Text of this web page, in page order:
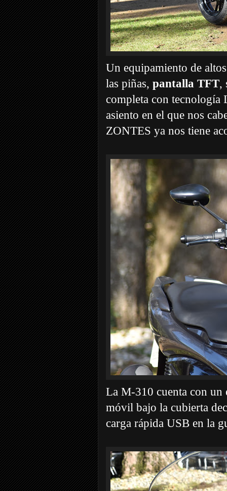
Un equipamiento de
las piñas, pantalla TFT,
completa con tecnología
asiento en el que nos
ZONTES ya nos tiene
La M-310 cuenta con un
móvil bajo la cubierta
carga rápida USB en la